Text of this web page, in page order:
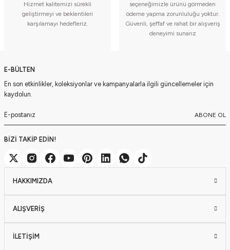
Hizmet kalitemizi sürekli
geliştirmeyi ve beklentileri
karşılamayı hedefleriz.
seçeneğimizle ürünü görmeden
ödeme yapma zorunluluğu yoktur.
Güvenli, şeffaf ve rahat bir alışveriş
deneyimi sunarız
E-BÜLTEN
En son etkinlikler, koleksiyonlar ve kampanyalarla ilgili güncellemeler için
kaydolun.
ABONE OL
BİZİ TAKİP EDİN!
HAKKIMIZDA
ALIŞVERİŞ
İLETİŞİM